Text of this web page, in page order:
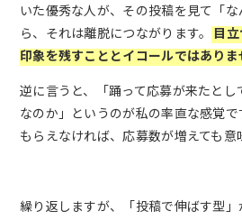
いた優秀な人が、その投稿を見て「
ら、それは離脱につながります。
目
印象を残すこととイコールではありま
逆に言うと、「踊って応募が来たと
なのか」というのが私の率直な感覚
もらえなければ、応募数が増えても意
繰り返しますが、「投稿で伸ばす型